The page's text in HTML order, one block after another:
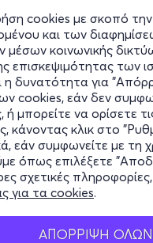
cookies με σκοπό την
και των
μέσων κοινωνικής
επισκεψιμότητας των
η δυνατότητα για
cookies, εάν δεν
μπορείτε να ορίσετε
κάνοντας κλικ στο
εάν συμφωνείτε με τη
όπως επιλέξετε
σχετικές
για τα cookies.
ΑΠΟΡΡΙΨΗ ΟΛΩΝ